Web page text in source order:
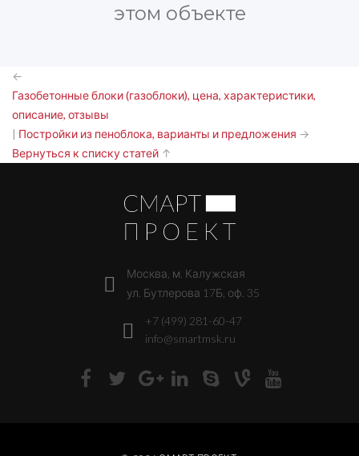
этом объекте
←
Газобетонные блоки (газоблоки), цена, характеристики,
описание, отзывы
| Постройки из пеноблока, варианты и предложения →
Вернуться к списку статей ↑
Москва, м. Калужская
ул. Бутлерова 17Б, оф. 35
+7 (499) 281-60-47
info@smartmsk.ru